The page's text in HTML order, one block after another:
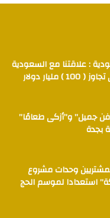
: علاقتنا مع السعودية
دولار
جميل” و”أزكى طعامًا”
بجدة
وحدات مشروع
استعدادا لموسم الحج